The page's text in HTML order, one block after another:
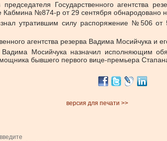
Государственного агентства
Кабмина №874-р от 29 сентября обнародовано
утратившим силу распоряжение №506 от
агентства резерва Вадима Мосийчука и
Мосийчука назначил исполняющим
бывшего первого вице-премьера
версия для печати >>